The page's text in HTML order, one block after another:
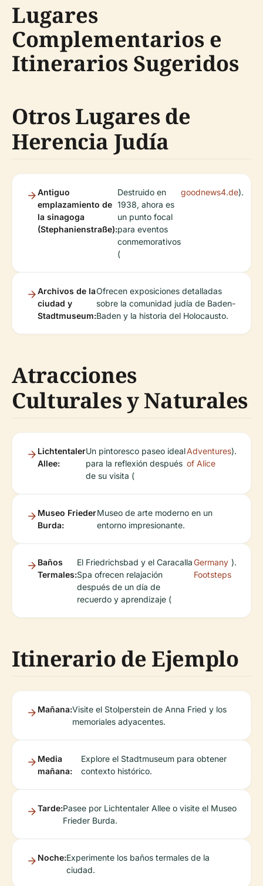
Lugares
Complementarios e
Itinerarios Sugeridos
Otros Lugares de
Herencia Judía
Antiguo
emplazamiento de
la sinagoga
(Stephanienstraße):
Destruido en
1938, ahora es
un punto focal
para eventos
conmemorativos
(
goodnews4.de).
Archivos de la
ciudad y
Stadtmuseum:
Ofrecen exposiciones detalladas
sobre la comunidad judía de Baden-
Baden y la historia del Holocausto.
Atracciones
Culturales y Naturales
Lichtentaler
Allee:
Un pintoresco paseo ideal
para la reflexión después
de su visita (
Adventures
of Alice
).
Museo Frieder
Burda:
Museo de arte moderno en un
entorno impresionante.
Baños
Termales:
El Friedrichsbad y el Caracalla
Spa ofrecen relajación
después de un día de
recuerdo y aprendizaje (
Germany
Footsteps
).
Itinerario de Ejemplo
Mañana:Visite el Stolperstein de Anna Fried y los
memoriales adyacentes.
Media
mañana:
Explore el Stadtmuseum para obtener
contexto histórico.
Tarde:Pasee por Lichtentaler Allee o visite el Museo
Frieder Burda.
Noche:Experimente los baños termales de la
ciudad.